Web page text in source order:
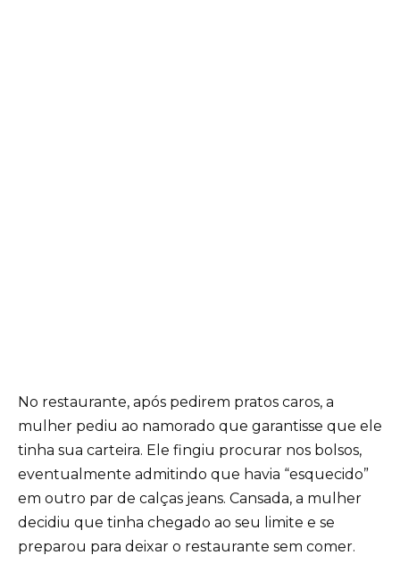
No restaurante, após pedirem pratos caros, a
mulher pediu ao namorado que garantisse que ele
tinha sua carteira. Ele fingiu procurar nos bolsos,
eventualmente admitindo que havia “esquecido”
em outro par de calças jeans. Cansada, a mulher
decidiu que tinha chegado ao seu limite e se
preparou para deixar o restaurante sem comer.